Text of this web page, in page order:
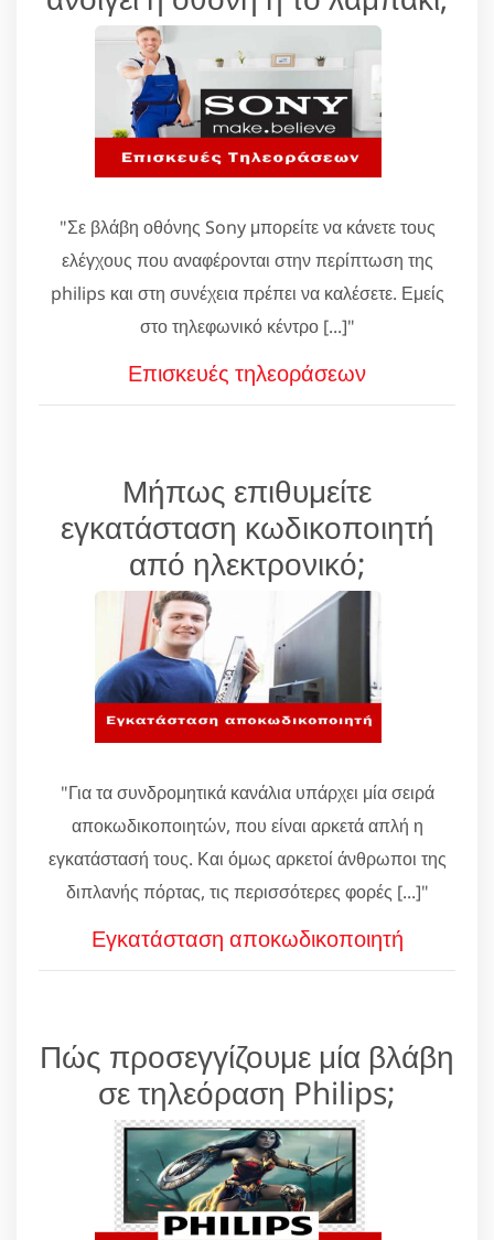
"Σε βλάβη οθόνης Sony μπορείτε να κάνετε τους
ελέγχους που αναφέρονται στην περίπτωση της
philips και στη συνέχεια πρέπει να καλέσετε. Εμείς
στο τηλεφωνικό κέντρο [...]"
Επισκευές τηλεοράσεων
Μήπως επιθυμείτε
εγκατάσταση κωδικοποιητή
από ηλεκτρονικό;
"Για τα συνδρομητικά κανάλια υπάρχει μία σειρά
αποκωδικοποιητών, που είναι αρκετά απλή η
εγκατάστασή τους. Και όμως αρκετοί άνθρωποι της
διπλανής πόρτας, τις περισσότερες φορές [...]"
Εγκατάσταση αποκωδικοποιητή
Πώς προσεγγίζουμε μία βλάβη
σε τηλεόραση Philips;